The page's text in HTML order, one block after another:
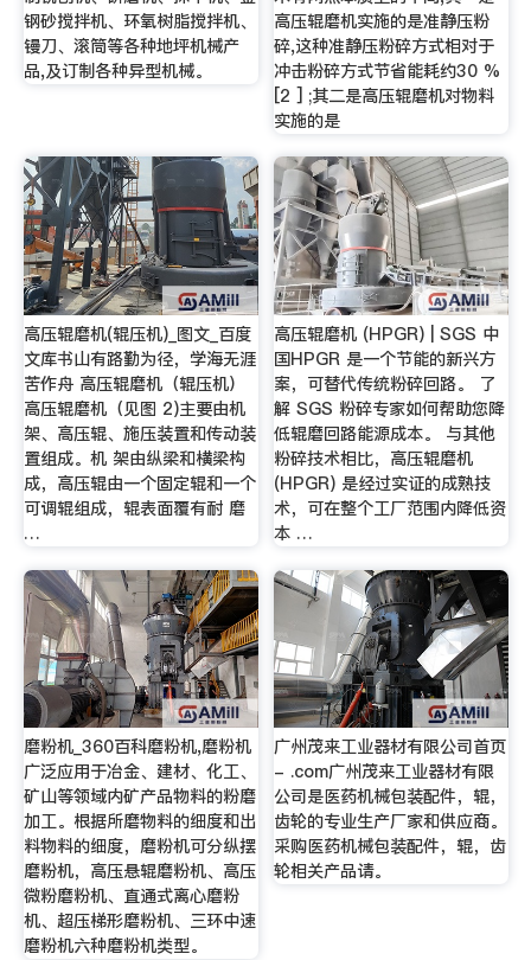
钢砂搅拌机、环氧树脂搅拌机、
镘刀、滚筒等各种地坪机械产
品,及订制各种异型机械。
高压辊磨机实施的是准静压粉
碎,这种准静压粉碎方式相对于
冲击粉碎方式节省能耗约30 %
[2 ] ;其二是高压辊磨机对物料
实施的是
高压辊磨机(辊压机)_图文_百度
文库书山有路勤为径，学海无涯
苦作舟 高压辊磨机（辊压机）
高压辊磨机（见图 2)主要由机
架、高压辊、施压装置和传动装
置组成。机 架由纵梁和横梁构
成，高压辊由一个固定辊和一个
可调辊组成，辊表面覆有耐 磨
…
高压辊磨机 (HPGR) | SGS 中
国HPGR 是一个节能的新兴方
案，可替代传统粉碎回路。 了
解 SGS 粉碎专家如何帮助您降
低辊磨回路能源成本。 与其他
粉碎技术相比，高压辊磨机
(HPGR) 是经过实证的成熟技
术，可在整个工厂范围内降低资
本 …
磨粉机_360百科磨粉机,磨粉机
广泛应用于冶金、建材、化工、
矿山等领域内矿产品物料的粉磨
加工。根据所磨物料的细度和出
料物料的细度，磨粉机可分纵摆
磨粉机，高压悬辊磨粉机、高压
微粉磨粉机、直通式离心磨粉
机、超压梯形磨粉机、三环中速
磨粉机六种磨粉机类型。
广州茂来工业器材有限公司首页
- .com广州茂来工业器材有限
公司是医药机械包装配件，辊，
齿轮的专业生产厂家和供应商。
采购医药机械包装配件，辊，齿
轮相关产品请。